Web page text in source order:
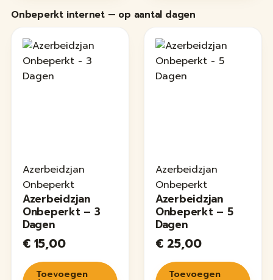
Onbeperkt internet — op aantal dagen
Azerbeidzjan
Onbeperkt
Azerbeidzjan
Onbeperkt – 3
Dagen
€ 15,00
Toevoegen
Azerbeidzjan
Onbeperkt
Azerbeidzjan
Onbeperkt – 5
Dagen
€ 25,00
Toevoegen